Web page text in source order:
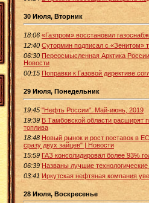
30 Июля, Вторник
18:06 «Газпром» восстановил
12:40 Сутормин подписал с «Зенитом»
06:30 Переосмысленная Арктика
Новости
00:15 Поправки к Газовой директиве
29 Июля, Понедельник
19:45 "Нефть России". Май-июнь, 2019
19:39 В Тамбовской области расширят
топлива
18:48 Новый рынок и рост поставок в
сразу двух зайцев" | Новости
15:59 ГАЗ консолидировал более 93%
06:39 Названы лучшие
03:41 Иркутская нефтяная компания
28 Июля, Воскресенье